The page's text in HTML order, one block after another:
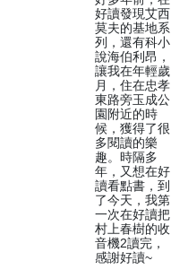
好讀發現艾西
莫夫的基地系
列，還有科小
說海伯利昂，
讓我在年輕歲
月，住在忠孝
東路旁玉成公
園附近的時
候，獲得了很
多閱讀的樂
趣。時隔多
年，又想在好
讀看點書，到
了今天，我第
一次在好讀把
村上春樹的收
音機2讀完，
感謝好讀~